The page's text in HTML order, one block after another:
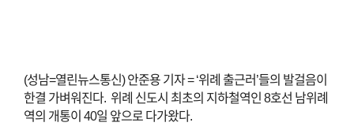
(성남=열린뉴스통신) 안준용 기자 = ‘위례 출근러’들의 발걸음이
한결 가벼워진다. 위례 신도시 최초의 지하철역인 8호선 남위례
역의 개통이 40일 앞으로 다가왔다.